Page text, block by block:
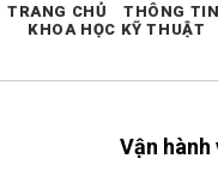
Vận
TRANG CHỦ THÔNG
KHOA HỌC KỸ THUẬT